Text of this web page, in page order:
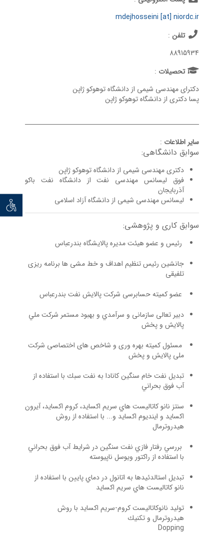
توان
mdejhosseini [at] niordc.ir
تلفن :
88915934
تحصيلات :
دکترای مهندسی شیمی از دانشگاه توهوکو ژاپن
پسا دکتری از دانشگاه توهوکو ژاپن
سایر اطلاعات :
سوابق دانشگاهی:
دکتری مهندسی شیمی از دانشگاه توهوکو ژاپن
فوق لیسانس مهندسی نفت از دانشگاه نفت باکو
آذربایجان
لیسانس مهندسی شیمی از دانشگاه آزاد اسلامی
سوابق کاری و پژوهشی:
رئیس و عضو هیئت مدیره پالایشگاه بندرعباس
جانشین رئیس تنظیم اهداف و خط مشی ها برنامه ریزی
تلفیقی
عضو کمیته حسابرسی شرکت پالایش نفت بندرعباس
دبير تعالی سازمانی و سرآمدي و بهبود مستمر شركت ملي
پالايش و پخش
مسئول کمیته بهره وری و شاخص های اختصاصی شرکت
ملی پالایش و پخش
تبديل نفت خام سنگين كانادا به نفت سبك با استفاده از
آب فوق بحراني
سنتز نانو كاتاليست هاي سريم اكسايد، كروم اكسايد، آيرون
اكسايد و اينديوم اكسايد و... با استفاده از روش
هيدروترمال
بررسي رفتار فازي نفت سنگين در شرايط آب فوق بحراني
با استفاده از راكتور ويوسل ناپيوسته
تبديل استالدئيدها به اتانول در دماي پايين با استفاده از
نانو كاتاليست هاي سريم اكسايد
توليد نانوكاتاليست كروم-سريم اكسايد با روش
هيدروترمال و تكنيك
Dopping